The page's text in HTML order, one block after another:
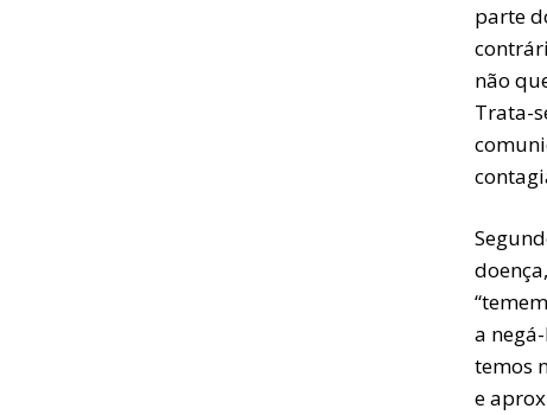
parte
não
Trata-
a
temos
e